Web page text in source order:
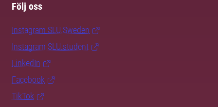
Följ oss
Instagram SLU.Sweden
Instagram SLU.student
LinkedIn
Facebook
TikTok